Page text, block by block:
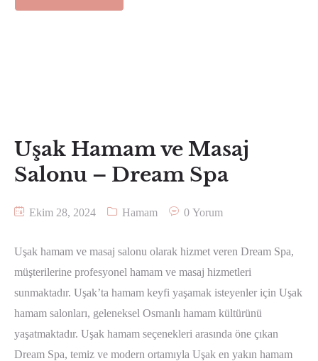
Uşak Hamam ve Masaj
Salonu – Dream Spa
Ekim 28, 2024 Hamam 0 Yorum
Uşak hamam ve masaj salonu olarak hizmet veren Dream Spa,
müşterilerine profesyonel hamam ve masaj hizmetleri
sunmaktadır. Uşak’ta hamam keyfi yaşamak isteyenler için Uşak
hamam salonları, geleneksel Osmanlı hamam kültürünü
yaşatmaktadır. Uşak hamam seçenekleri arasında öne çıkan
Dream Spa, temiz ve modern ortamıyla Uşak en yakın hamam